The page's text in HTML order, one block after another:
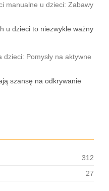
manualne u dzieci: Zabawy
u dzieci to niezwykle ważny
Pomysły na aktywne
szansę na odkrywanie
312
27